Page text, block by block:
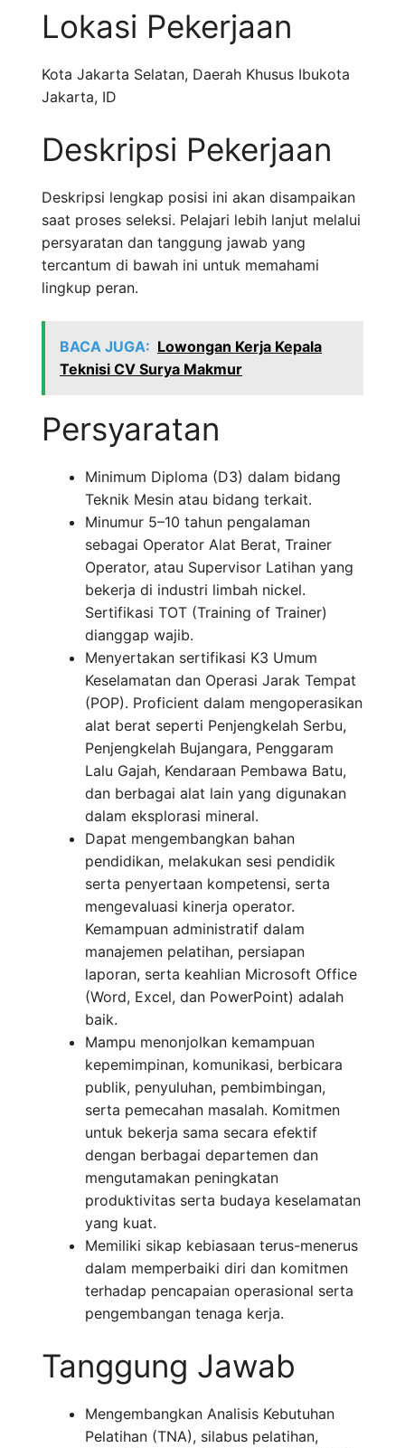
Lokasi Pekerjaan
Kota Jakarta Selatan, Daerah Khusus Ibukota
Jakarta, ID
Deskripsi Pekerjaan
Deskripsi lengkap posisi ini akan disampaikan
saat proses seleksi. Pelajari lebih lanjut melalui
persyaratan dan tanggung jawab yang
tercantum di bawah ini untuk memahami
lingkup peran.
BACA JUGA: Lowongan Kerja Kepala
Teknisi CV Surya Makmur
Persyaratan
Minimum Diploma (D3) dalam bidang
Teknik Mesin atau bidang terkait.
Minumur 5–10 tahun pengalaman
sebagai Operator Alat Berat, Trainer
Operator, atau Supervisor Latihan yang
bekerja di industri limbah nickel.
Sertifikasi TOT (Training of Trainer)
dianggap wajib.
Menyertakan sertifikasi K3 Umum
Keselamatan dan Operasi Jarak Tempat
(POP). Proficient dalam mengoperasikan
alat berat seperti Penjengkelah Serbu,
Penjengkelah Bujangara, Penggaram
Lalu Gajah, Kendaraan Pembawa Batu,
dan berbagai alat lain yang digunakan
dalam eksplorasi mineral.
Dapat mengembangkan bahan
pendidikan, melakukan sesi pendidik
serta penyertaan kompetensi, serta
mengevaluasi kinerja operator.
Kemampuan administratif dalam
manajemen pelatihan, persiapan
laporan, serta keahlian Microsoft Office
(Word, Excel, dan PowerPoint) adalah
baik.
Mampu menonjolkan kemampuan
kepemimpinan, komunikasi, berbicara
publik, penyuluhan, pembimbingan,
serta pemecahan masalah. Komitmen
untuk bekerja sama secara efektif
dengan berbagai departemen dan
mengutamakan peningkatan
produktivitas serta budaya keselamatan
yang kuat.
Memiliki sikap kebiasaan terus-menerus
dalam memperbaiki diri dan komitmen
terhadap pencapaian operasional serta
pengembangan tenaga kerja.
Tanggung Jawab
Mengembangkan Analisis Kebutuhan
Pelatihan (TNA), silabus pelatihan,